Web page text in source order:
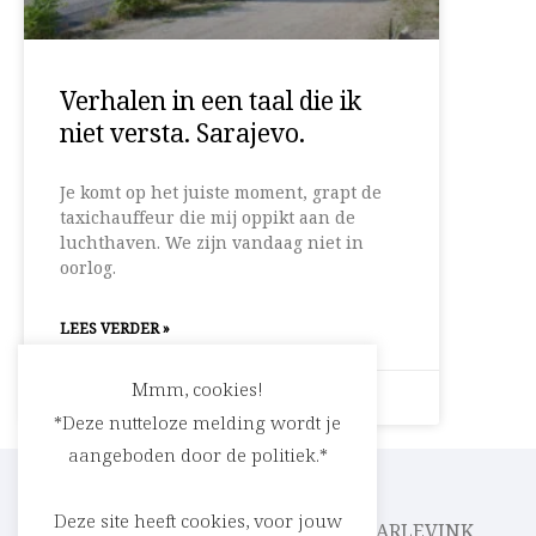
Verhalen in een taal die ik
niet versta. Sarajevo.
Je komt op het juiste moment, grapt de
taxichauffeur die mij oppikt aan de
luchthaven. We zijn vandaag niet in
oorlog.
LEES VERDER »
10 oktober 2017 Geen reacties
Mmm, cookies!
*Deze nutteloze melding wordt je
aangeboden door de politiek.*
Deze site heeft cookies, voor jouw